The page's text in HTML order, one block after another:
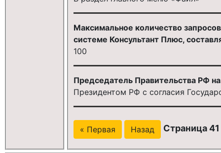
Максимальное количество
системе Консультант Плюс,
100
Председатель Правительства РФ
Президентом РФ с согласия
« Первая Назад Страница